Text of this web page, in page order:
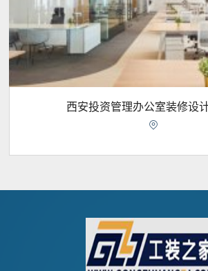
西安投资管理办公室装修设
